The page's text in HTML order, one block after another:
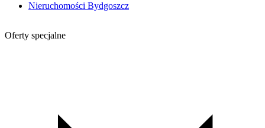
Nieruchomości Bydgoszcz
Oferty specjalne